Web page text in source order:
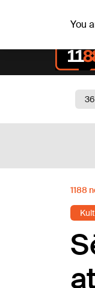
You
1188